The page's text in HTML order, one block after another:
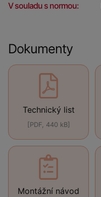
V souladu s normou:
Dokumenty
Technický list
[PDF, 440 kB]
Montážní návod